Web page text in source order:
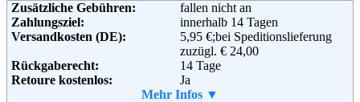
Zusätzliche Gebühren:
fallen nicht an
Zahlungsziel:
innerhalb 14 Tagen
Versandkosten (DE):
5,95 €;bei Speditionslieferung
zuzügl. € 24,00
Rückgaberecht:
14 Tage
Retoure kostenlos:
Ja
im Paket enthalten
Mehr Infos ▼